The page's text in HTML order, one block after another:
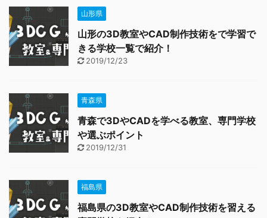
山形県
山形の3D教室やCAD制作技術をで学習で
きる学校一覧で紹介！
2019/12/23
青森県
青森で3DやCADを学べる教室、専門学校
や選ぶポイント
2019/12/31
福島県
福島県の3D教室やCAD制作技術を習える